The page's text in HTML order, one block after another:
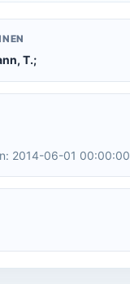
T.;
2014-06-01 00:00:00